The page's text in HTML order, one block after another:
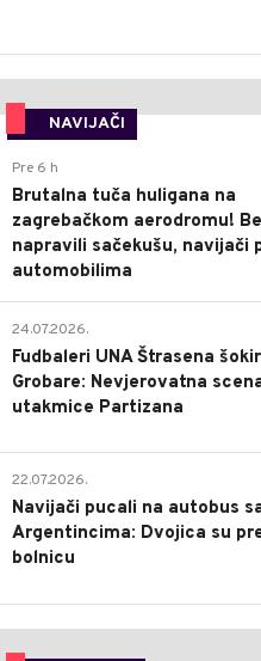
NAVIJAČI
Pre 6 h
Brutalna tuča huligana na
zagrebačkom aerodromu!
napravili sačekušu, navijači
automobilima
24.07.2026.
Fudbaleri UNA Štrasena
Grobare: Nevjerovatna
utakmice Partizana
22.07.2026.
Navijači pucali na autobus
Argentincima: Dvojica su
bolnicu